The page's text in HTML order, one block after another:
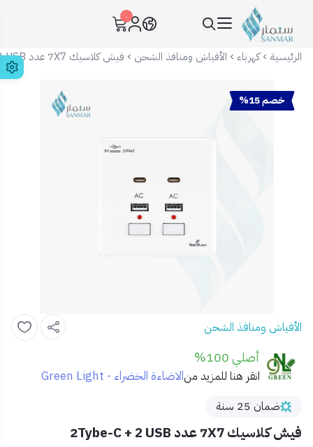
سنمار Sanmar
٠
الرئيسية كهرباء الأفياش ومنافذ الشحن فيش كلاسيك 7X7 عدد 2Tybe-C + 2 USB
خصم 15%
الأفياش ومنافذ الشحن
أصلي 100%
انقر هنا للمزيد منالاضاءة الخضراء - Green Light
ضمان 25 سنة
فيش كلاسيك 7X7 عدد 2Tybe-C + 2 USB